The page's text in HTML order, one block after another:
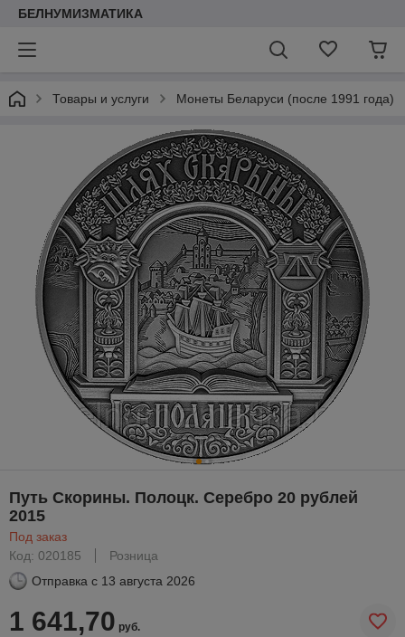
БЕЛНУМИЗМАТИКА
Товары и услуги Монеты Беларуси (после 1991 года)
Путь Скорины. Полоцк. Серебро 20 рублей
2015
Под заказ
Код: 020185
Розница
Отправка с 13 августа 2026
1 641,70 руб.